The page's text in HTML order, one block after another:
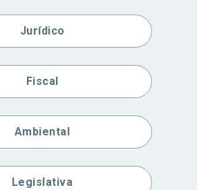
Jurídico
Fiscal
Ambiental
Legislativa